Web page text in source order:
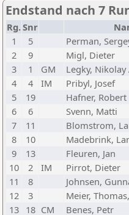
Endstand nach 7
Rg.Snr
1
5 Perman,
2
9 Migl, Dieter
3
1 GM Legky, Nikolay
4
4 IM Pribyl, Josef
5
19 Hafner, Robert
6
6 Svenn, Matti
7
11 Blomstrom,
8
10 Madebrink,
9
13 Fleuren, Jan
10
2 IM Pirrot, Dieter
11
8 Johnsen,
12
3 Meier,
13 18 CM Benes, Petr